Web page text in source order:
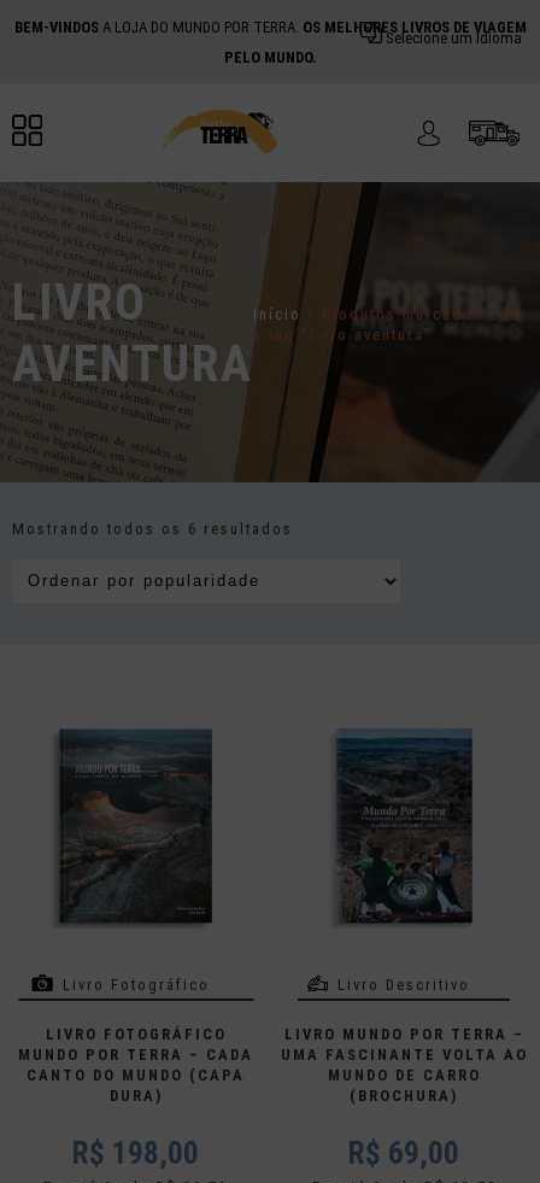
BEM-VINDOSA LOJA DO MUNDO POR TERRA. OS MELHORES LIVROS DE VIAGEM
PELO MUNDO.
Selecione um Idioma
LIVRO
AVENTURA
Início / Produtos marcados com
a tag “livro aventura”
Mostrando todos os 6 resultados
Livro Fotográfico
LIVRO FOTOGRÁFICO
MUNDO POR TERRA – CADA
CANTO DO MUNDO (CAPA
DURA)
R$ 198,00
Livro Descritivo
LIVRO MUNDO POR TERRA –
UMA FASCINANTE VOLTA AO
MUNDO DE CARRO
(BROCHURA)
R$ 69,00